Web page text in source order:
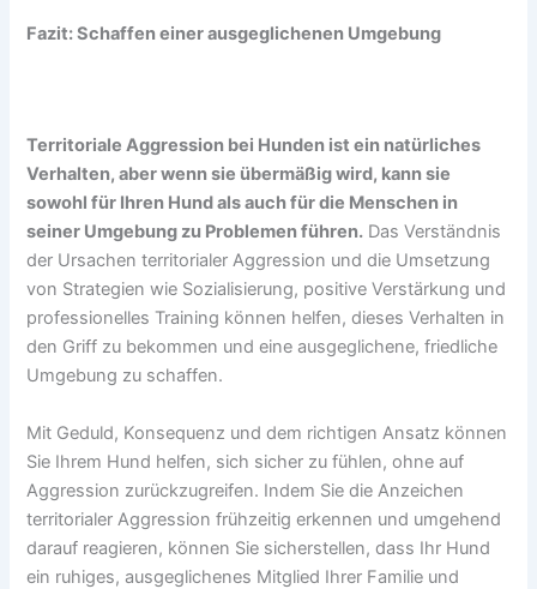
Fazit: Schaffen einer ausgeglichenen Umgebung
Territoriale Aggression bei Hunden ist ein natürliches
Verhalten, aber wenn sie übermäßig wird, kann sie
sowohl für Ihren Hund als auch für die Menschen in
seiner Umgebung zu Problemen führen. Das Verständnis
der Ursachen territorialer Aggression und die Umsetzung
von Strategien wie Sozialisierung, positive Verstärkung und
professionelles Training können helfen, dieses Verhalten in
den Griff zu bekommen und eine ausgeglichene, friedliche
Umgebung zu schaffen.
Mit Geduld, Konsequenz und dem richtigen Ansatz können
Sie Ihrem Hund helfen, sich sicher zu fühlen, ohne auf
Aggression zurückzugreifen. Indem Sie die Anzeichen
territorialer Aggression frühzeitig erkennen und umgehend
darauf reagieren, können Sie sicherstellen, dass Ihr Hund
ein ruhiges, ausgeglichenes Mitglied Ihrer Familie und